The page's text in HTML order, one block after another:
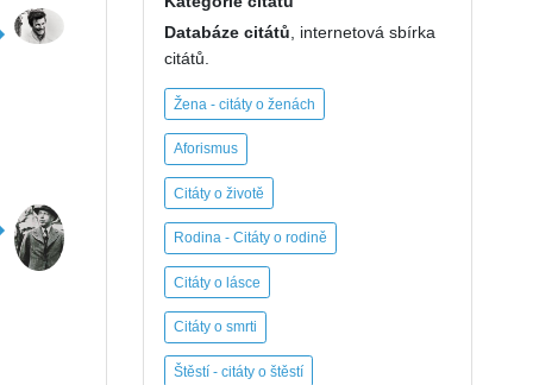
Databáze citátů , internetová sbírka
citátů.
Žena - citáty o ženách
Aforismus
Citáty o životě
Rodina - Citáty o rodině
Citáty o lásce
Citáty o smrti
Štěstí - citáty o štěstí